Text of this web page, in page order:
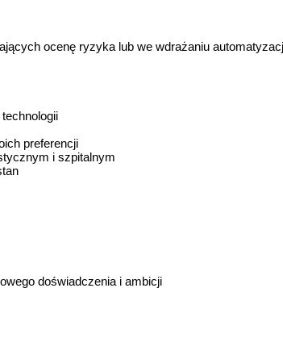
ocenę ryzyka lub we wdrażaniu
preferencji
i szpitalnym
doświadczenia i ambicji